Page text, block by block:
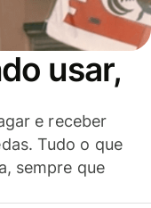
usar,
e receber
Tudo o que
sempre que